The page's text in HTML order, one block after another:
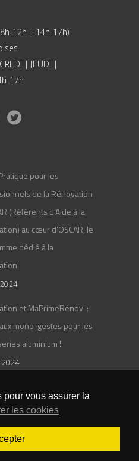
12h | 14h-17h)
| JEUDI |
17h
pour les
de la Rénovation
(Référents d’Aide à la
au cœur d’OSCAR, le
dédié à la
et MaPrimeRénov’ :
mono-gestes pour les
aluminium !
2024
général PAAL 2024
2024
vous assurer la
les cookies